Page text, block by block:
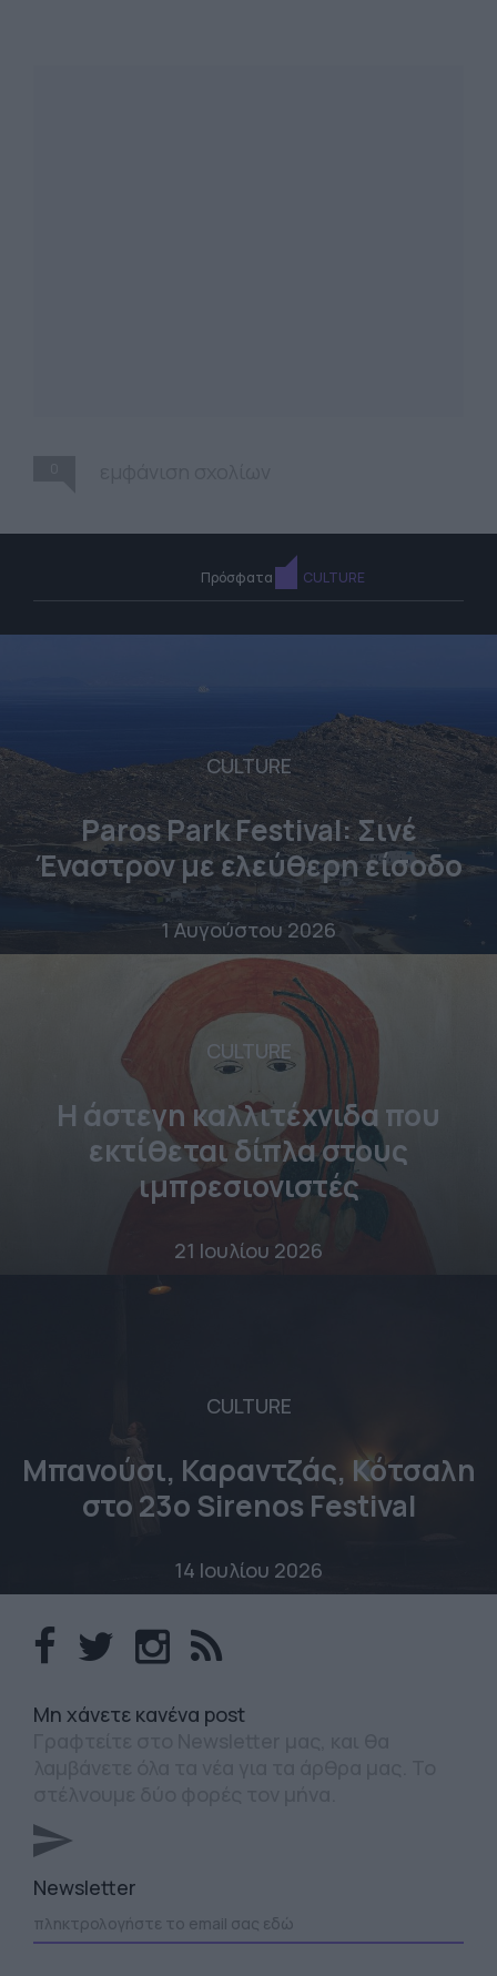
Πρόσφατα CULTURE
CULTURE
Paros Park Festival: Σινέ
Έναστρον με ελεύθερη είσοδο
1 Αυγούστου 2026
CULTURE
Η άστεγη καλλιτέχνιδα που
εκτίθεται δίπλα στους
ιμπρεσιονιστές
21 Ιουλίου 2026
CULTURE
Μπανούσι, Καραντζάς, Κότσαλη
στο 23o Sirenos Festival
14 Ιουλίου 2026
Mη χάνετε κανένα post
Newsletter